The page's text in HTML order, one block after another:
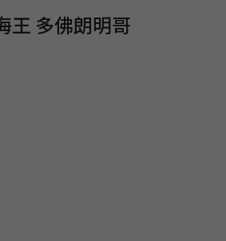
王 多佛朗明哥